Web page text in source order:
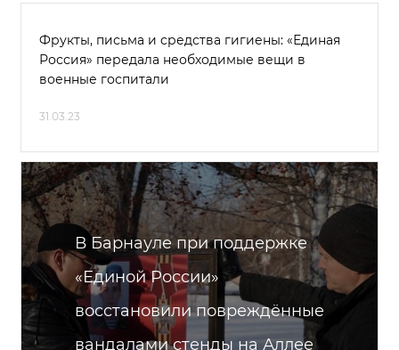
Фрукты, письма и средства гигиены: «Единая
Россия» передала необходимые вещи в
военные госпитали
31.03.23
В Барнауле при поддержке
«Единой России»
восстановили повреждённые
вандалами стенды на Аллее